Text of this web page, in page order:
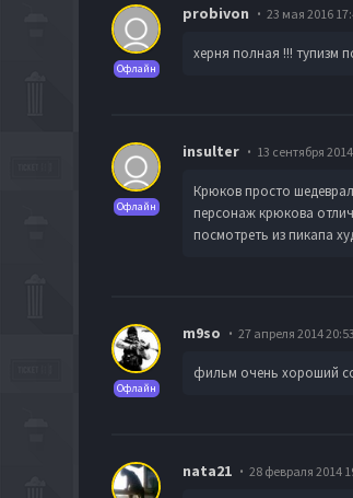
Офлайн
probivon 23 мая 2016
херня полная !!! тупизм
Офлайн
insulter 13 сентября
Крюков просто
персонаж крюкова
посмотреть из пикапа
Офлайн
m9so 27 апреля 2014 20:53
фильм очень хороший
nata21 28 февраля 2014